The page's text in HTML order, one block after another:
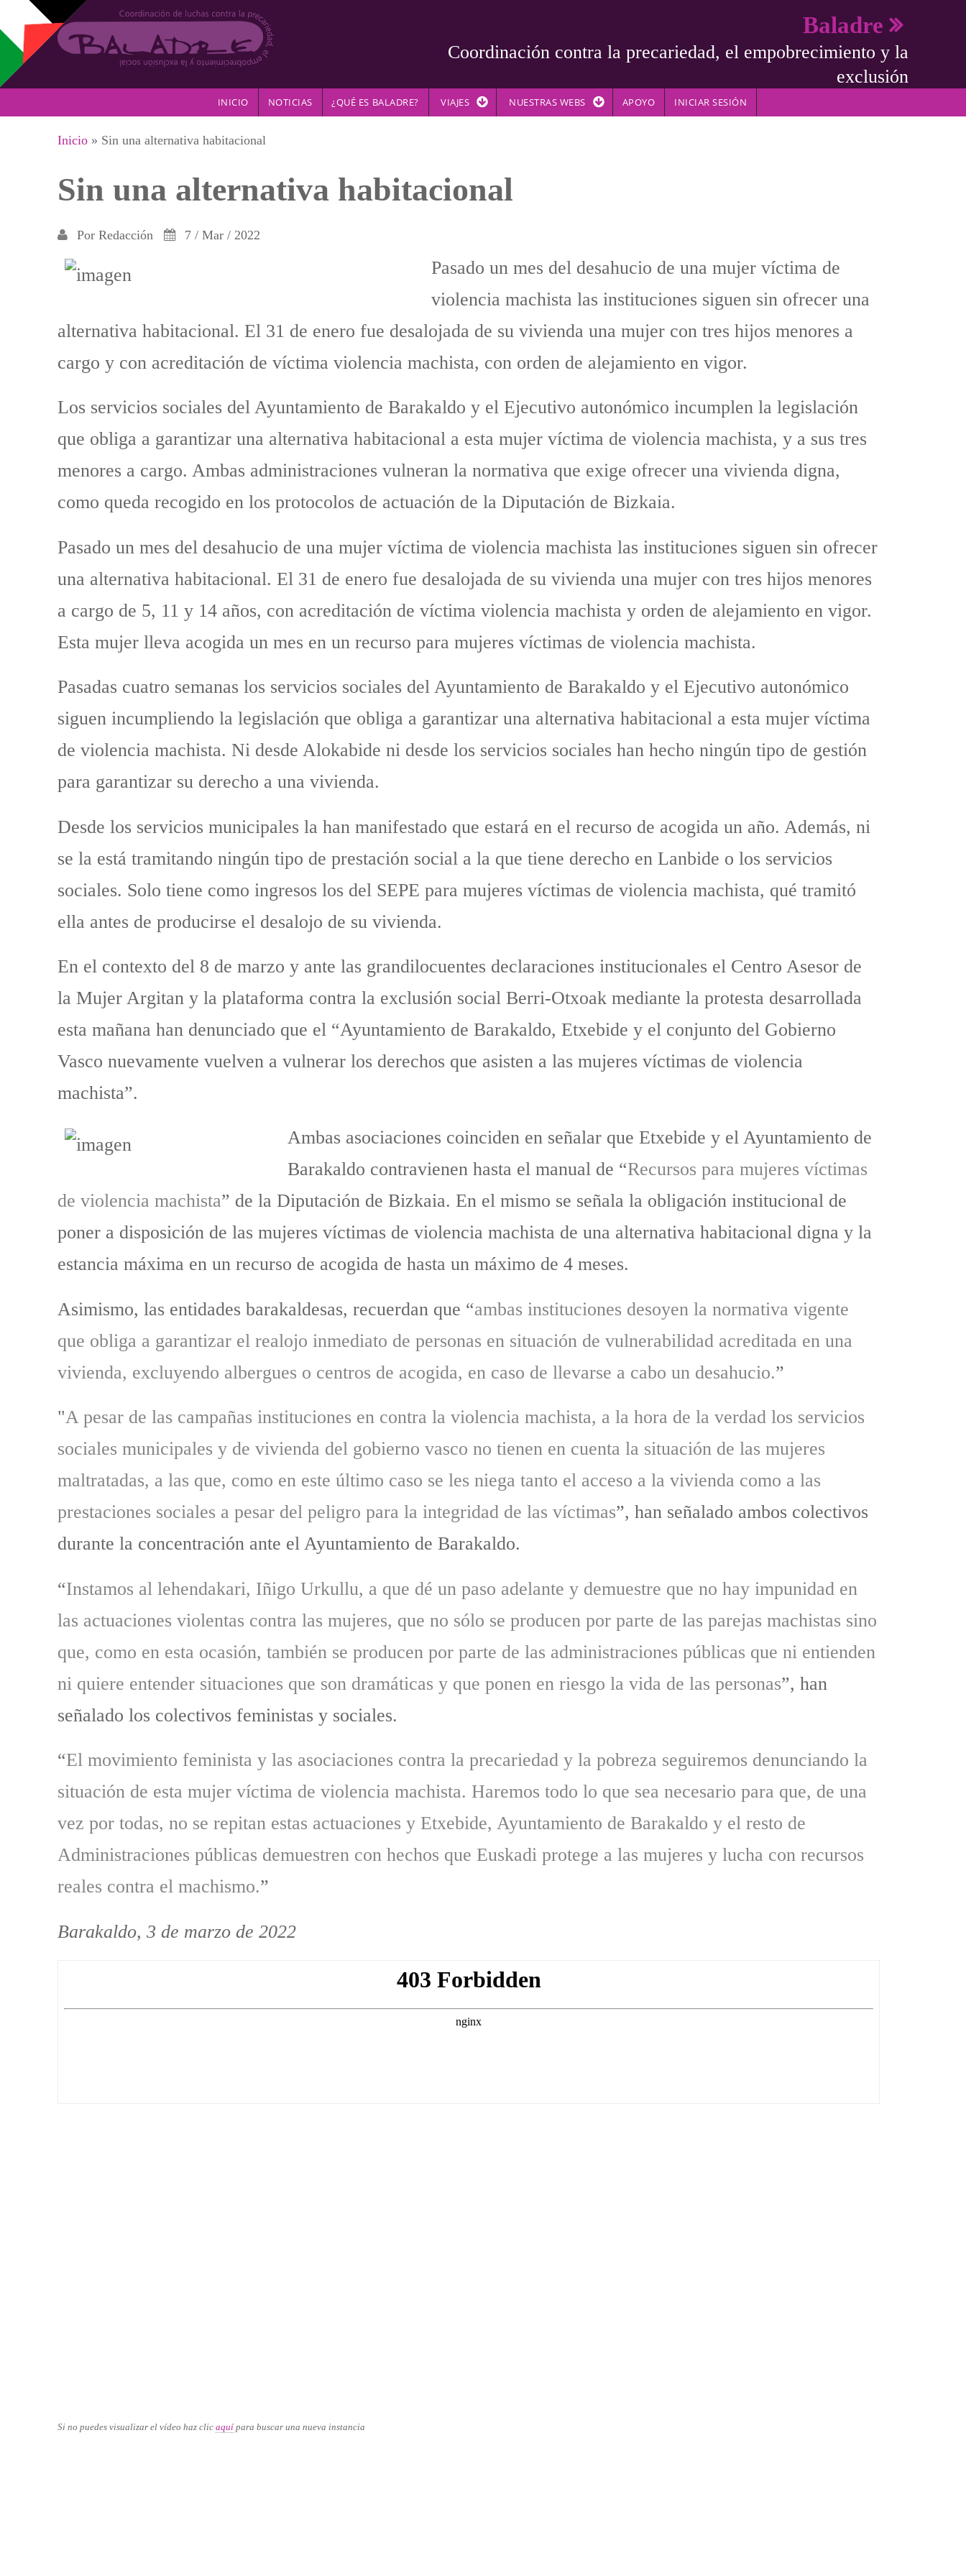
Pasar al contenido principal
Baladre
Coordinación contra la precariedad, el empobrecimiento y la
exclusión
INICIO NOTICIAS ¿QUÉ ES BALADRE? VIAJES NUESTRAS WEBS APOYO INICIAR SESIÓN
Se encuentra usted aquí
Inicio » Sin una alternativa habitacional
Sin una alternativa habitacional
Por Redacción 7 / Mar / 2022
Pasado un mes del desahucio de una mujer víctima de
violencia machista las instituciones siguen sin ofrecer una
alternativa habitacional. El 31 de enero fue desalojada de su vivienda una mujer con tres hijos menores a
cargo y con acreditación de víctima violencia machista, con orden de alejamiento en vigor.
Los servicios sociales del Ayuntamiento de Barakaldo y el Ejecutivo autonómico incumplen la legislación
que obliga a garantizar una alternativa habitacional a esta mujer víctima de violencia machista, y a sus tres
menores a cargo. Ambas administraciones vulneran la normativa que exige ofrecer una vivienda digna,
como queda recogido en los protocolos de actuación de la Diputación de Bizkaia.
Pasado un mes del desahucio de una mujer víctima de violencia machista las instituciones siguen sin ofrecer
una alternativa habitacional. El 31 de enero fue desalojada de su vivienda una mujer con tres hijos menores
a cargo de 5, 11 y 14 años, con acreditación de víctima violencia machista y orden de alejamiento en vigor.
Esta mujer lleva acogida un mes en un recurso para mujeres víctimas de violencia machista.
Pasadas cuatro semanas los servicios sociales del Ayuntamiento de Barakaldo y el Ejecutivo autonómico
siguen incumpliendo la legislación que obliga a garantizar una alternativa habitacional a esta mujer víctima
de violencia machista. Ni desde Alokabide ni desde los servicios sociales han hecho ningún tipo de gestión
para garantizar su derecho a una vivienda.
Desde los servicios municipales la han manifestado que estará en el recurso de acogida un año. Además, ni
se la está tramitando ningún tipo de prestación social a la que tiene derecho en Lanbide o los servicios
sociales. Solo tiene como ingresos los del SEPE para mujeres víctimas de violencia machista, qué tramitó
ella antes de producirse el desalojo de su vivienda.
En el contexto del 8 de marzo y ante las grandilocuentes declaraciones institucionales el Centro Asesor de
la Mujer Argitan y la plataforma contra la exclusión social Berri-Otxoak mediante la protesta desarrollada
esta mañana han denunciado que el “Ayuntamiento de Barakaldo, Etxebide y el conjunto del Gobierno
Vasco nuevamente vuelven a vulnerar los derechos que asisten a las mujeres víctimas de violencia
machista”.
Ambas asociaciones coinciden en señalar que Etxebide y el Ayuntamiento de
Barakaldo contravienen hasta el manual de “Recursos para mujeres víctimas
de violencia machista” de la Diputación de Bizkaia. En el mismo se señala la obligación institucional de
poner a disposición de las mujeres víctimas de violencia machista de una alternativa habitacional digna y la
estancia máxima en un recurso de acogida de hasta un máximo de 4 meses.
Asimismo, las entidades barakaldesas, recuerdan que “ambas instituciones desoyen la normativa vigente
que obliga a garantizar el realojo inmediato de personas en situación de vulnerabilidad acreditada en una
vivienda, excluyendo albergues o centros de acogida, en caso de llevarse a cabo un desahucio.”
"A pesar de las campañas instituciones en contra la violencia machista, a la hora de la verdad los servicios
sociales municipales y de vivienda del gobierno vasco no tienen en cuenta la situación de las mujeres
maltratadas, a las que, como en este último caso se les niega tanto el acceso a la vivienda como a las
prestaciones sociales a pesar del peligro para la integridad de las víctimas”, han señalado ambos colectivos
durante la concentración ante el Ayuntamiento de Barakaldo.
“Instamos al lehendakari, Iñigo Urkullu, a que dé un paso adelante y demuestre que no hay impunidad en
las actuaciones violentas contra las mujeres, que no sólo se producen por parte de las parejas machistas sino
que, como en esta ocasión, también se producen por parte de las administraciones públicas que ni entienden
ni quiere entender situaciones que son dramáticas y que ponen en riesgo la vida de las personas”, han
señalado los colectivos feministas y sociales.
“El movimiento feminista y las asociaciones contra la precariedad y la pobreza seguiremos denunciando la
situación de esta mujer víctima de violencia machista. Haremos todo lo que sea necesario para que, de una
vez por todas, no se repitan estas actuaciones y Etxebide, Ayuntamiento de Barakaldo y el resto de
Administraciones públicas demuestren con hechos que Euskadi protege a las mujeres y lucha con recursos
reales contra el machismo.”
Barakaldo, 3 de marzo de 2022
Si no puedes visualizar el vídeo haz clic aquípara buscar una nueva instancia